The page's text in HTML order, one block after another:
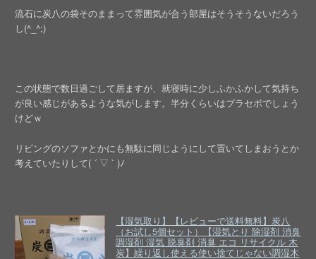
流石に炭八の袋そのままって雰囲気が合う部屋はそうそうないだろう
し(^_^;)
この状態で数日過ごして居ますが、就寝時に少しふかふかして気持ち
が良い感じがあるような気がします。半分くらいはプラセボでしょう
けどｗ
リビングのソファとかにも無駄に同じようにして置いてしまおうとか
考えていたりして( ´ ▽ ` )ﾉ
【湿気取り】【レビューで送料無料】炭八
（お試し5個セット）【湿気とり 除湿剤 消臭
調湿剤 湿気 脱臭剤 消臭 エコ リサイクル 木
炭】繰り返し使える使い捨てじゃない調湿木